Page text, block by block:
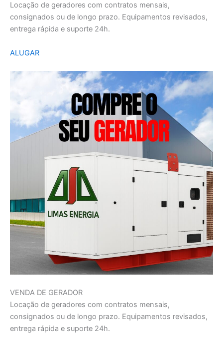
Locação de geradores com contratos mensais,
consignados ou de longo prazo. Equipamentos revisados,
entrega rápida e suporte 24h.
ALUGAR
VENDA DE GERADOR
Locação de geradores com contratos mensais,
consignados ou de longo prazo. Equipamentos revisados,
entrega rápida e suporte 24h.